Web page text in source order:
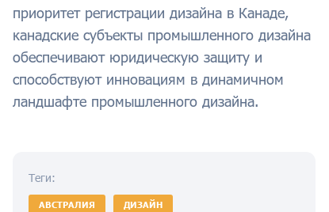
приоритет регистрации дизайна в Канаде,
канадские субъекты промышленного дизайна
обеспечивают юридическую защиту и
способствуют инновациям в динамичном
ландшафте промышленного дизайна.
Теги:
АВСТРАЛИЯ ДИЗАЙН